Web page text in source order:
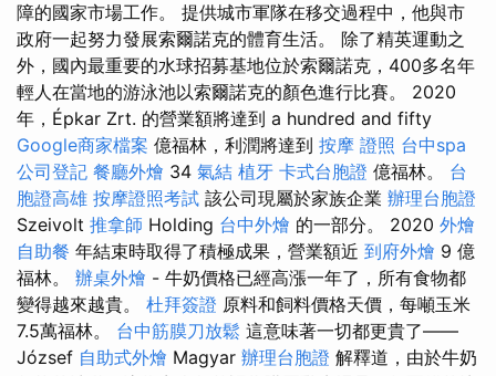
障的國家市場工作。 提供城市軍隊在移交過程中，他與市
政府一起努力發展索爾諾克的體育生活。 除了精英運動之
外，國內最重要的水球招募基地位於索爾諾克，400多名年
輕人在當地的游泳池以索爾諾克的顏色進行比賽。 2020
年，Épkar Zrt. 的營業額將達到 a hundred and fifty
Google商家檔案 億福林，利潤將達到 按摩 證照 台中spa
公司登記 餐廳外燴 34 氣結 植牙 卡式台胞證 億福林。 台
胞證高雄 按摩證照考試 該公司現屬於家族企業 辦理台胞證
Szeivolt 推拿師 Holding 台中外燴 的一部分。 2020 外燴
自助餐 年結束時取得了積極成果，營業額近 到府外燴 9 億
福林。 辦桌外燴 - 牛奶價格已經高漲一年了，所有食物都
變得越來越貴。 杜拜簽證 原料和飼料價格天價，每噸玉米
7.5萬福林。 台中筋膜刀放鬆 這意味著一切都更貴了——
József 自助式外燴 Magyar 辦理台胞證 解釋道，由於牛奶